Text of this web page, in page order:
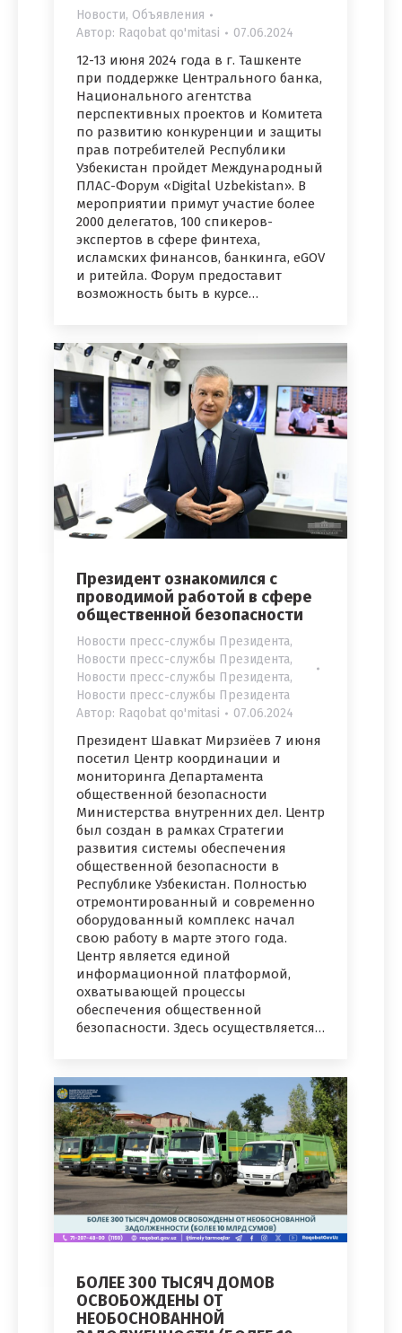
Новости, Объявления
Автор: Raqobat qo'mitasi 07.06.2024
12-13 июня 2024 года в г. Ташкенте
при поддержке Центрального банка,
Национального агентства
перспективных проектов и Комитета
по развитию конкуренции и защиты
прав потребителей Республики
Узбекистан пройдет Международный
ПЛАС-Форум «Digital Uzbekistan». В
мероприятии примут участие более
2000 делегатов, 100 спикеров-
экспертов в сфере финтеха,
исламских финансов, банкинга, eGOV
и ритейла. Форум предоставит
возможность быть в курсе…
Президент ознакомился с
проводимой работой в сфере
общественной безопасности
Новости пресс-службы Президента,
Новости пресс-службы Президента,
Новости пресс-службы Президента,
Новости пресс-службы Президента
Автор: Raqobat qo'mitasi 07.06.2024
Президент Шавкат Мирзиёев 7 июня
посетил Центр координации и
мониторинга Департамента
общественной безопасности
Министерства внутренних дел. Центр
был создан в рамках Стратегии
развития системы обеспечения
общественной безопасности в
Республике Узбекистан. Полностью
отремонтированный и современно
оборудованный комплекс начал
свою работу в марте этого года.
Центр является единой
информационной платформой,
охватывающей процессы
обеспечения общественной
безопасности. Здесь осуществляется…
БОЛЕЕ 300 ТЫСЯЧ ДОМОВ
ОСВОБОЖДЕНЫ ОТ
НЕОБОСНОВАННОЙ